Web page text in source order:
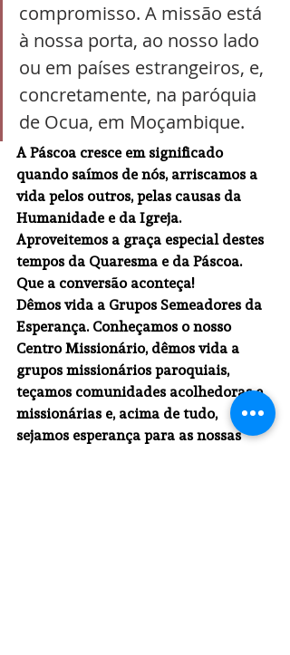
compromisso. A missão está
à nossa porta, ao nosso lado
ou em países estrangeiros, e,
concretamente, na paróquia
de Ocua, em Moçambique.
A Páscoa cresce em significado
quando saímos de nós, arriscamos a
vida pelos outros, pelas causas da
Humanidade e da Igreja.
Aproveitemos a graça especial destes
tempos da Quaresma e da Páscoa.
Que a conversão aconteça!
Dêmos vida a Grupos Semeadores da
Esperança. Conheçamos o nosso
Centro Missionário, dêmos vida a
grupos missionários paroquiais,
teçamos comunidades acolhedoras e
missionárias e, acima de tudo,
sejamos esperança para as nossas